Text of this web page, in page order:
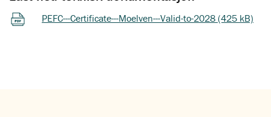
PEFC---Certificate---Moelven---Valid-to-2028 (425 kB)